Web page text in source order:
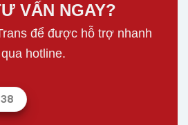
VẤN NGAY?
để được hỗ trợ nhanh
qua hotline.